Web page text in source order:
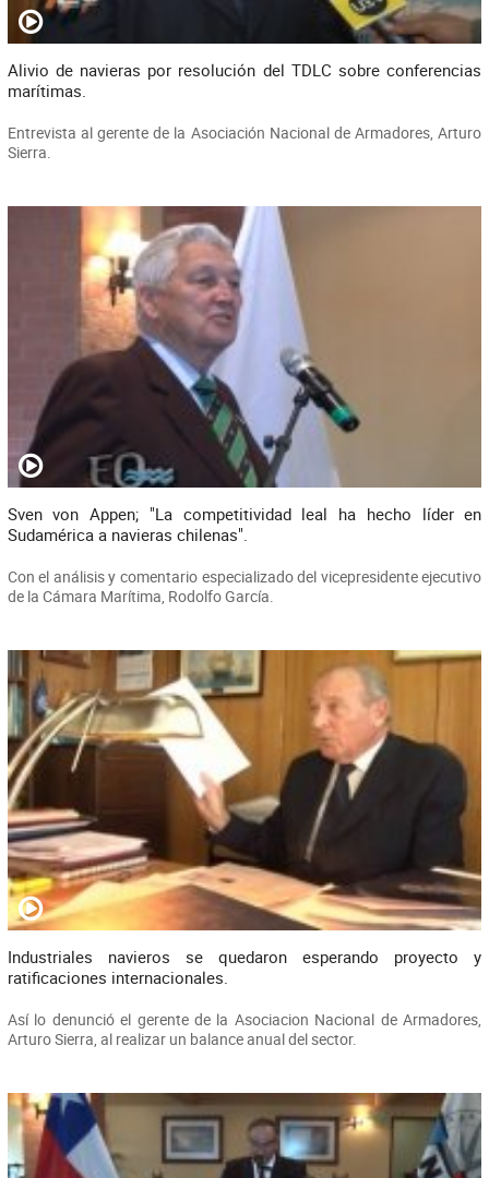
Alivio de navieras por resolución del TDLC sobre conferencias
marítimas.
Entrevista al gerente de la Asociación Nacional de Armadores, Arturo
Sierra.
Sven von Appen; "La competitividad leal ha hecho líder en
Sudamérica a navieras chilenas".
Con el análisis y comentario especializado del vicepresidente ejecutivo
de la Cámara Marítima, Rodolfo García.
Industriales navieros se quedaron esperando proyecto y
ratificaciones internacionales.
Así lo denunció el gerente de la Asociacion Nacional de Armadores,
Arturo Sierra, al realizar un balance anual del sector.